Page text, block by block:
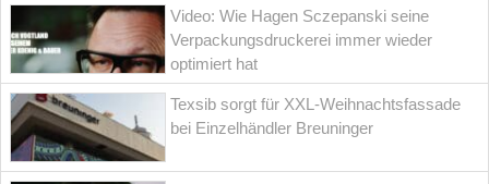
Video: Wie Hagen Sczepanski seine
Verpackungsdruckerei immer wieder
optimiert hat
Texsib sorgt für XXL-Weihnachtsfassade
bei Einzelhändler Breuninger